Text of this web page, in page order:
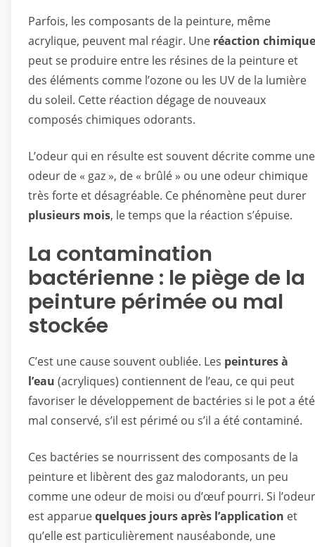
Parfois, les composants de la peinture, même
acrylique, peuvent mal réagir. Une réaction chimique
peut se produire entre les résines de la peinture et
des éléments comme l’ozone ou les UV de la lumière
du soleil. Cette réaction dégage de nouveaux
composés chimiques odorants.
L’odeur qui en résulte est souvent décrite comme une
odeur de « gaz », de « brûlé » ou une odeur chimique
très forte et désagréable. Ce phénomène peut durer
plusieurs mois, le temps que la réaction s’épuise.
La contamination
bactérienne : le piège de la
peinture périmée ou mal
stockée
C’est une cause souvent oubliée. Les peintures à
l’eau (acryliques) contiennent de l’eau, ce qui peut
favoriser le développement de bactéries si le pot a été
mal conservé, s’il est périmé ou s’il a été contaminé.
Ces bactéries se nourrissent des composants de la
peinture et libèrent des gaz malodorants, un peu
comme une odeur de moisi ou d’œuf pourri. Si l’odeur
est apparuequelques jours après l’application et
qu’elle est particulièrement nauséabonde, une